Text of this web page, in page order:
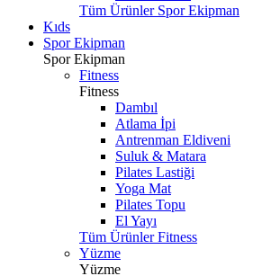
Tüm Ürünler Spor Ekipman
Kıds
Spor Ekipman
Spor Ekipman
Fitness
Fitness
Dambıl
Atlama İpi
Antrenman Eldiveni
Suluk & Matara
Pilates Lastiği
Yoga Mat
Pilates Topu
El Yayı
Tüm Ürünler Fitness
Yüzme
Yüzme